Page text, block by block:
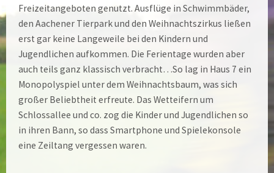
Freizeitangeboten genutzt. Ausflüge in Schwimmbäder,
den Aachener Tierpark und den Weihnachtszirkus ließen
erst gar keine Langeweile bei den Kindern und
Jugendlichen aufkommen. Die Ferientage wurden aber
auch teils ganz klassisch verbracht…So lag in Haus 7 ein
Monopolyspiel unter dem Weihnachtsbaum, was sich
großer Beliebtheit erfreute. Das Wetteifern um
Schlossallee und co. zog die Kinder und Jugendlichen so
in ihren Bann, so dass Smartphone und Spielekonsole
eine Zeiltang vergessen waren.